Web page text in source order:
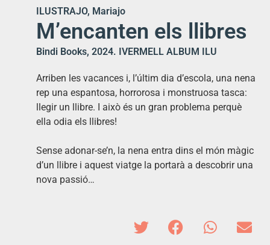
ILUSTRAJO, Mariajo
M’encanten els llibres
Bindi Books, 2024. IVERMELL ALBUM ILU
Arriben les vacances i, l’últim dia d’escola, una nena
rep una espantosa, horrorosa i monstruosa tasca:
llegir un llibre. I això és un gran problema perquè
ella odia els llibres!
Sense adonar-se’n, la nena entra dins el món màgic
d’un llibre i aquest viatge la portarà a descobrir una
nova passió…